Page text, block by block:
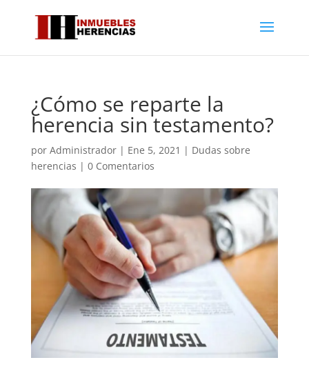
¿Cómo se reparte la
herencia sin testamento?
por Administrador| Ene 5, 2021 | Dudas sobre
herencias | 0 Comentarios